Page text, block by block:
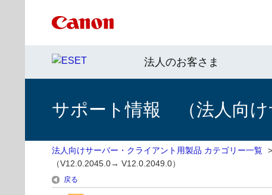
法人のお客さま
サポート情報 （法人向け
法人向けサーバー・クライアント用製品 カテゴリー一覧 >
（V12.0.2045.0→ V12.0.2049.0）
戻る